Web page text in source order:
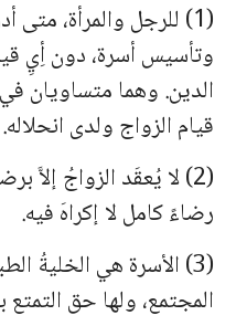
(1) للرجل والمرأة،
وتأسيس أسرة، دون أِيِ
الدين. وهما متساويان
قيام الزواج ولدى انحلاله.
(2) لا يُعقَد الزواجُ إلاَّ
رضاءً كامل لا إكراهَ فيه.
(3) الأسرة هي الخليةُ
المجتمع، ولها حق